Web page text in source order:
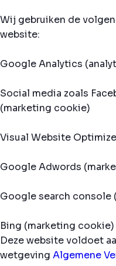
Wij gebruiken de
website:
Google Analytics
Social media zoals
(marketing cookie)
Visual Website
Google Adwords
Google search console
Bing (marketing cookie)
Deze website voldoet
wetgeving Algemene